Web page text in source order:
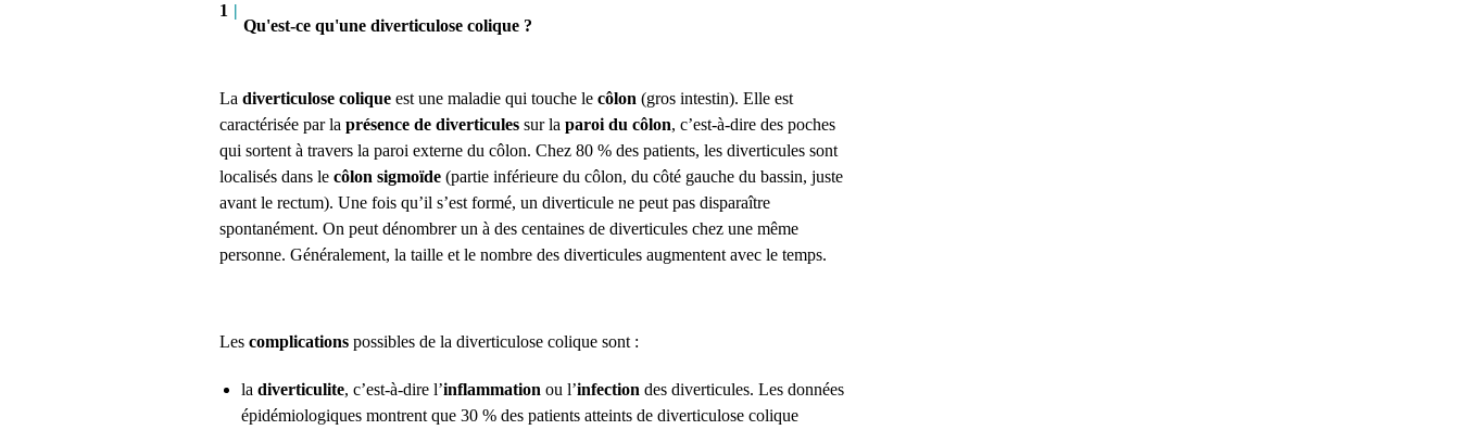
1 |
Qu'est-ce qu'une diverticulose colique ?
La diverticulose colique est une maladie qui touche le côlon (gros intestin). Elle est
caractérisée par la présence de diverticules sur la paroi du côlon, c’est-à-dire des poches
qui sortent à travers la paroi externe du côlon. Chez 80 % des patients, les diverticules sont
localisés dans le côlon sigmoïde (partie inférieure du côlon, du côté gauche du bassin, juste
avant le rectum). Une fois qu’il s’est formé, un diverticule ne peut pas disparaître
spontanément. On peut dénombrer un à des centaines de diverticules chez une même
personne. Généralement, la taille et le nombre des diverticules augmentent avec le temps.
Les complications possibles de la diverticulose colique sont :
la diverticulite, c’est-à-dire l’inflammation ou l’infection des diverticules. Les données
épidémiologiques montrent que 30 % des patients atteints de diverticulose colique